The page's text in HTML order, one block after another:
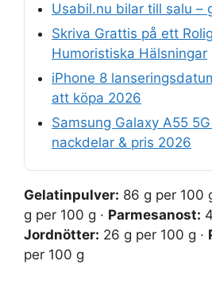
Usabil.nu bilar till salu –
Skriva Grattis på ett
Humoristiska Hälsningar
iPhone 8
att köpa 2026
Samsung Galaxy A55
nackdelar & pris 2026
Gelatinpulver: 86 g per 100
g per 100 g · Parmesanost:
Jordnötter: 26 g per 100 g ·
per 100 g